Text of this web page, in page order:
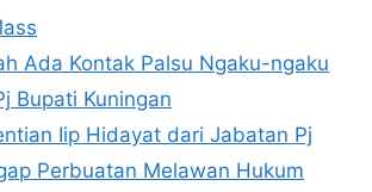
Ada Kontak Palsu Ngaku-ngaku
Bupati Kuningan
Iip Hidayat dari Jabatan Pj
Perbuatan Melawan Hukum